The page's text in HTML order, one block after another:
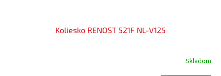
Koliesko RENOST 521F NL-V125
Skladom